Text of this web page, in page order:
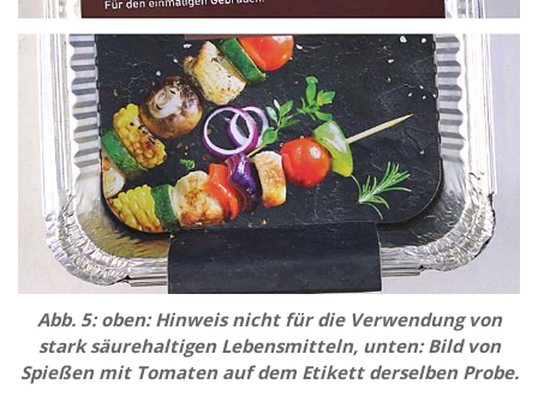
Abb. 5: oben: Hinweis nicht für die Verwendung von
stark säurehaltigen Lebensmitteln, unten: Bild von
Spießen mit Tomaten auf dem Etikett derselben Probe.